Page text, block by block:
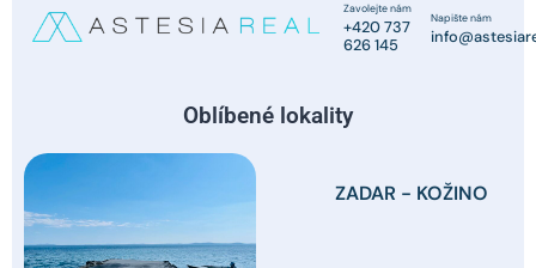
Zavolejte nám
+420 737
626 145
Napište nám
Oblíbené lokality
ZADAR - KOŽINO